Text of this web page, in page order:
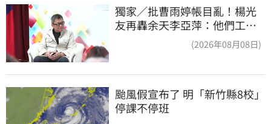
獨家／批曹雨婷帳目亂！楊光
友再轟余天李亞萍：他們工會
(2026年08月08日)
颱風假宣布了 明「新竹縣8校」
停課不停班